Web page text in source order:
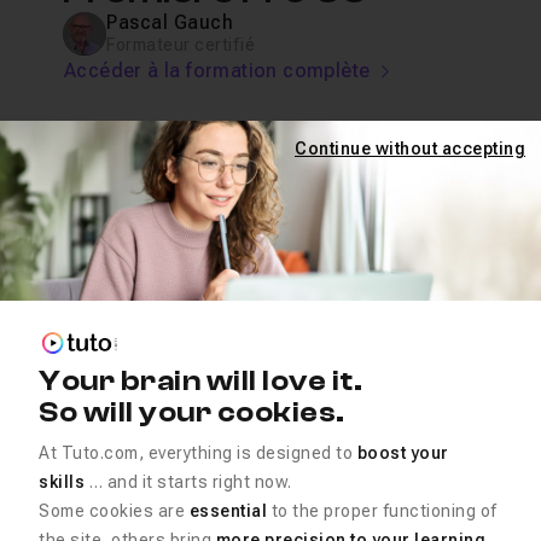
Pascal Gauch
Accéder à la formation complète